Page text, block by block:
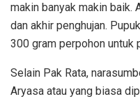
makin banyak makin baik.
dan akhir penghujan.
300 gram perpohon untuk
Selain Pak Rata,
Aryasa atau yang biasa